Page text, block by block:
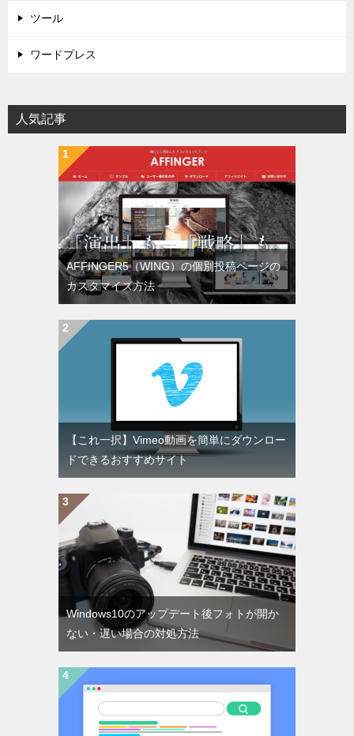
ツール
ワードプレス
人気記事
AFFINGER5（WING）の個別投稿ページの
カスタマイズ方法
【これ一択】Vimeo動画を簡単にダウンロー
ドできるおすすめサイト
Windows10のアップデート後フォトが開か
ない・遅い場合の対処方法